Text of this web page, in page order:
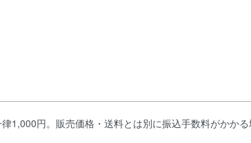
1,000円。販売価格・送料とは別に振込手数料がかかる